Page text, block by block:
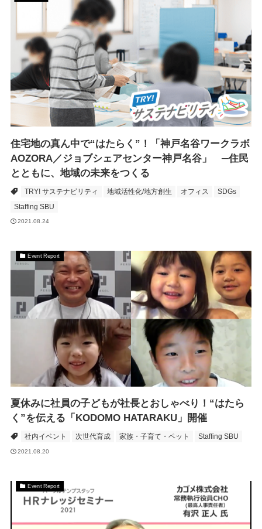
住宅地の真ん中で“はたらく”！「神戸名谷ワークラボ
AOZORA／ジョブシェアセンター神戸名谷」 ─住民
とともに、地域の未来をつくる
TRY! サステナビリティ 地域活性化/地方創生 オフィス
SDGs
Staffing SBU
2021.08.24
Event Report
夏休みに社員の子どもが社長とおしゃべり！“はたら
く”を伝える「KODOMO HATARAKU」開催
社内イベント 次世代育成 家族・子育て・ペット Staffing SBU
2021.08.20
Event Report